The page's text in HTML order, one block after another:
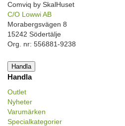
Comviq by SkalHuset
C/O Lowwi AB
Morabergsvägen 8
15242 Södertälje
Org. nr: 556881-9238
Handla
Handla
Outlet
Nyheter
Varumärken
Specialkategorier